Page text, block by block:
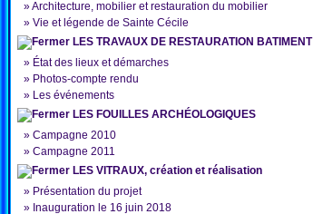
»Architecture, mobilier et restauration du mobilier
» Vie et légende de Sainte Cécile
LES TRAVAUX DE RESTAURATION BATIMENT
» État des lieux et démarches
» Photos-compte rendu
» Les événements
LES FOUILLES ARCHÉOLOGIQUES
» Campagne 2010
» Campagne 2011
LES VITRAUX, création et réalisation
» Présentation du projet
» Inauguration le 16 juin 2018